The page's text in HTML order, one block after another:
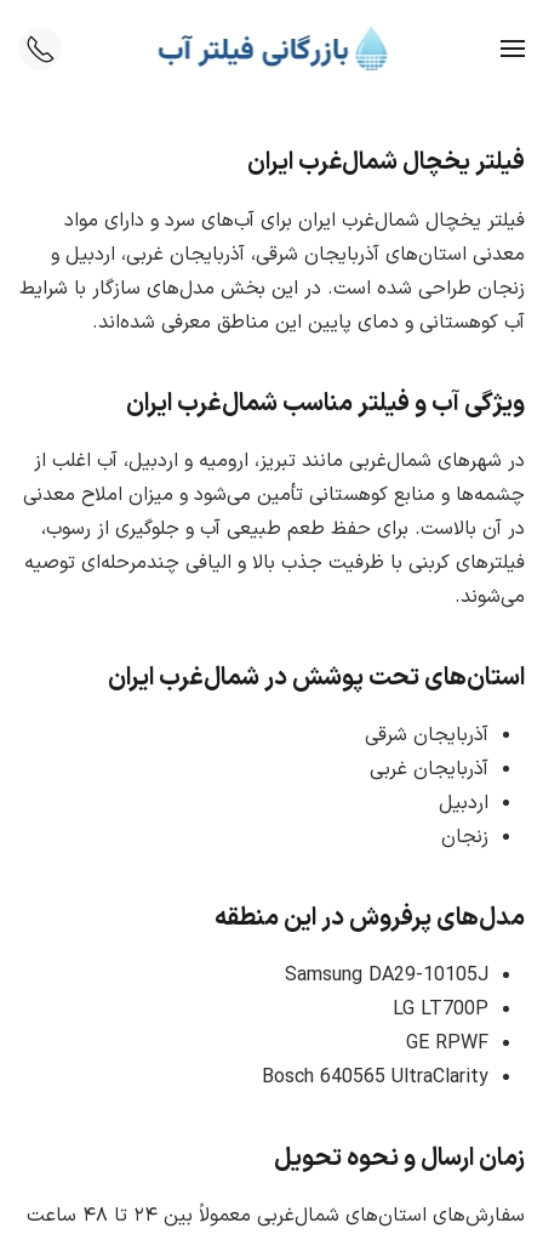
Skip to main content
فیلتر یخچال شمال‌غرب ایران
فیلتر یخچال شمال‌غرب ایران برای آب‌های سرد و دارای مواد
معدنی استان‌های آذربایجان شرقی، آذربایجان غربی، اردبیل و
زنجان طراحی شده است. در این بخش مدل‌های سازگار با شرایط
آب کوهستانی و دمای پایین این مناطق معرفی شده‌اند.
ویژگی آب و فیلتر مناسب شمال‌غرب ایران
در شهرهای شمال‌غربی مانند تبریز، ارومیه و اردبیل، آب اغلب از
چشمه‌ها و منابع کوهستانی تأمین می‌شود و میزان املاح معدنی
در آن بالاست. برای حفظ طعم طبیعی آب و جلوگیری از رسوب،
فیلترهای کربنی با ظرفیت جذب بالا و الیافی چندمرحله‌ای توصیه
می‌شوند.
استان‌های تحت پوشش در شمال‌غرب ایران
آذربایجان شرقی
آذربایجان غربی
اردبیل
زنجان
مدل‌های پرفروش در این منطقه
Samsung DA29-10105J
LG LT700P
GE RPWF
Bosch 640565 UltraClarity
زمان ارسال و نحوه تحویل
سفارش‌های استان‌های شمال‌غربی معمولاً بین ۲۴ تا ۴۸ ساعت